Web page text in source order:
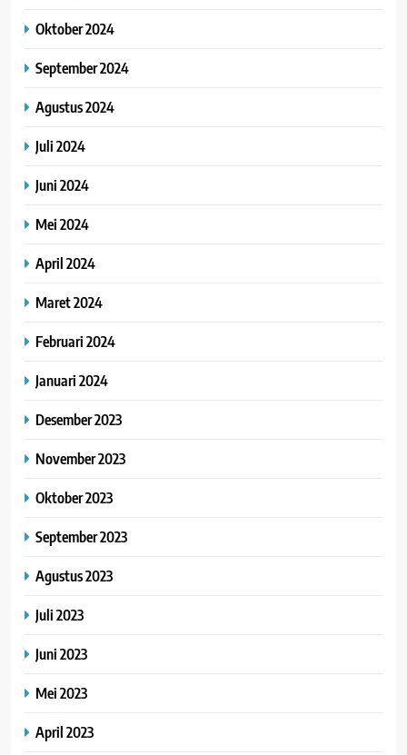
Oktober 2024
September 2024
Agustus 2024
Juli 2024
Juni 2024
Mei 2024
April 2024
Maret 2024
Februari 2024
Januari 2024
Desember 2023
November 2023
Oktober 2023
September 2023
Agustus 2023
Juli 2023
Juni 2023
Mei 2023
April 2023